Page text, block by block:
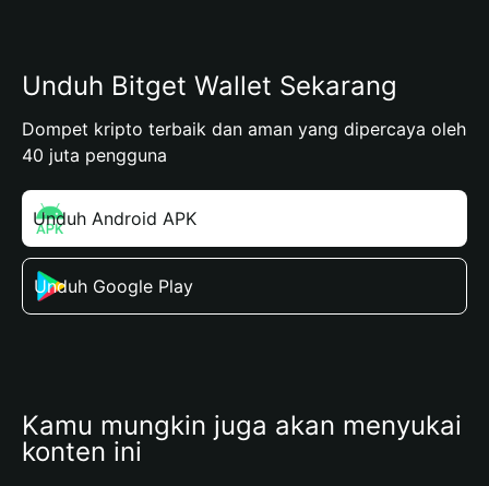
Unduh Bitget Wallet Sekarang
Dompet kripto terbaik dan aman yang dipercaya oleh
40 juta pengguna
Unduh Android APK
Unduh Google Play
Kamu mungkin juga akan menyukai
konten ini